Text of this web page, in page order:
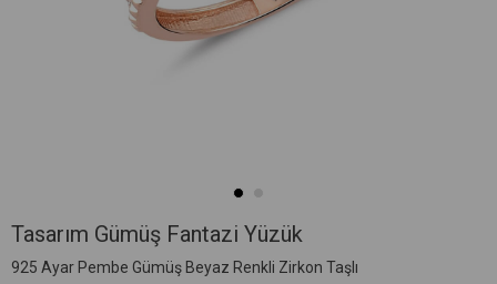
Tasarım Gümüş Fantazi Yüzük
925 Ayar Pembe Gümüş Beyaz Renkli Zirkon Taşlı